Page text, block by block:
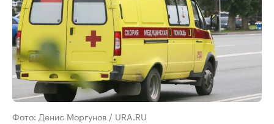
Фото: Денис Моргунов / URA.RU